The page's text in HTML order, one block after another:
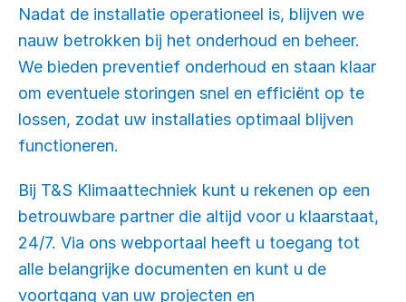
Nadat de installatie operationeel is, blijven we
nauw betrokken bij het onderhoud en beheer.
We bieden preventief onderhoud en staan klaar
om eventuele storingen snel en efficiënt op te
lossen, zodat uw installaties optimaal blijven
functioneren.
Bij T&S Klimaattechniek kunt u rekenen op een
betrouwbare partner die altijd voor u klaarstaat,
24/7. Via ons webportaal heeft u toegang tot
alle belangrijke documenten en kunt u de
voortgang van uw projecten en